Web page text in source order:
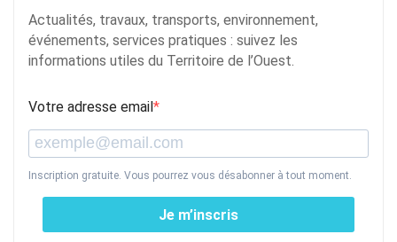
Actualités, travaux, transports, environnement,
événements, services pratiques : suivez les
informations utiles du Territoire de l’Ouest.
Votre adresse email
Inscription gratuite. Vous pourrez vous désabonner à tout moment.
Je m’inscris